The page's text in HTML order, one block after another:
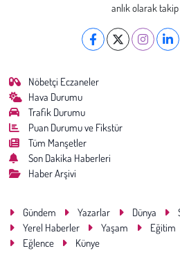
anlık olarak
Nöbetçi Eczaneler
Hava Durumu
Trafik Durumu
Puan Durumu ve Fikstür
Tüm Manşetler
Son Dakika Haberleri
Haber Arşivi
Gündem Yazarlar Dünya
Yerel Haberler
Yaşam Eğitim
Eğlence
Künye